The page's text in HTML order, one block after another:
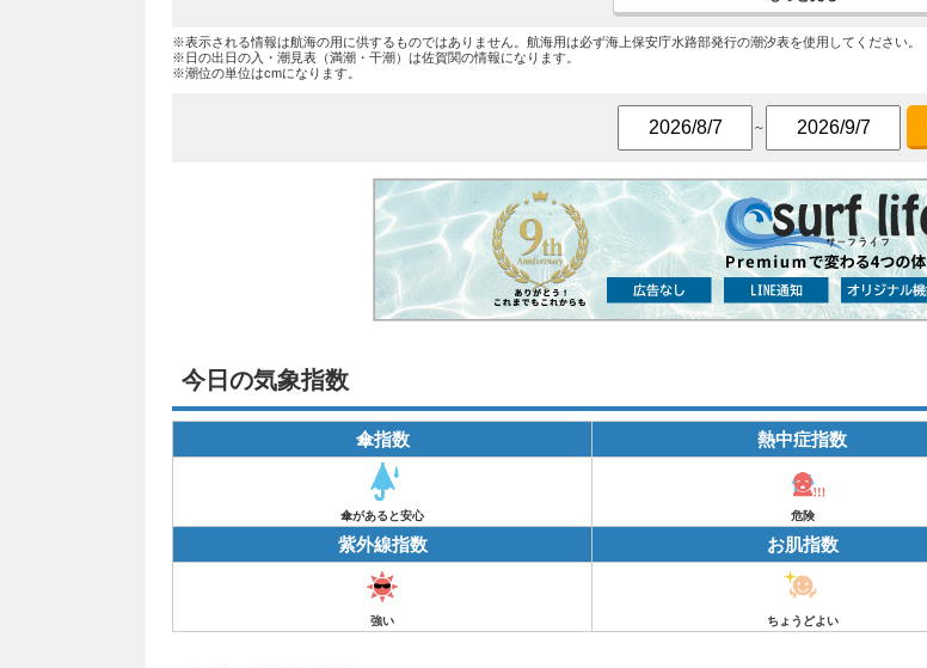
※表示される情報は航海の用に供するものではありません。航海用は必ず海上保安庁水路部発行の潮汐表を使用してください。
※日の出日の入・潮見表（満潮・干潮）は佐賀関の情報になります。
※潮位の単位はcmになります。
～
今日の気象指数
傘指数 熱中症指数
傘があると安心 危険
紫外線指数 お肌指数
強い ちょうどよい